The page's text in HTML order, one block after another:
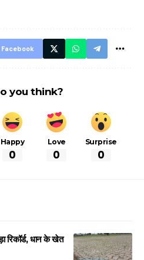
Facebook
you think?
Happy
0
Love
0
Surprise
0
रिकॉर्ड, धान के खेत